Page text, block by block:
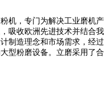
机，专门为解决工业磨机产
吸收欧洲先进技术并结合我
制造理念和市场需求，经过
型粉磨设备。立磨采用了合